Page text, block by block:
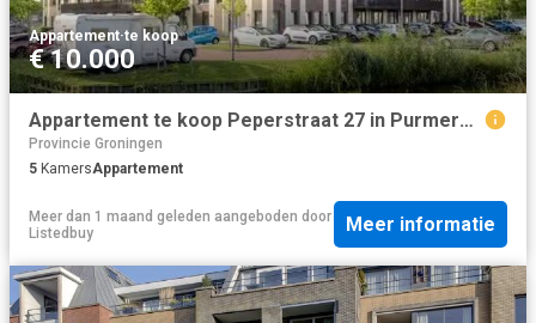
Appartement·te koop
€ 10.000
Appartement te koop Peperstraat 27 in Purmerend voor € 349.500
Provincie Groningen
5 KamersAppartement
Meer dan 1 maand geleden aangeboden door
Listedbuy
Meer informatie